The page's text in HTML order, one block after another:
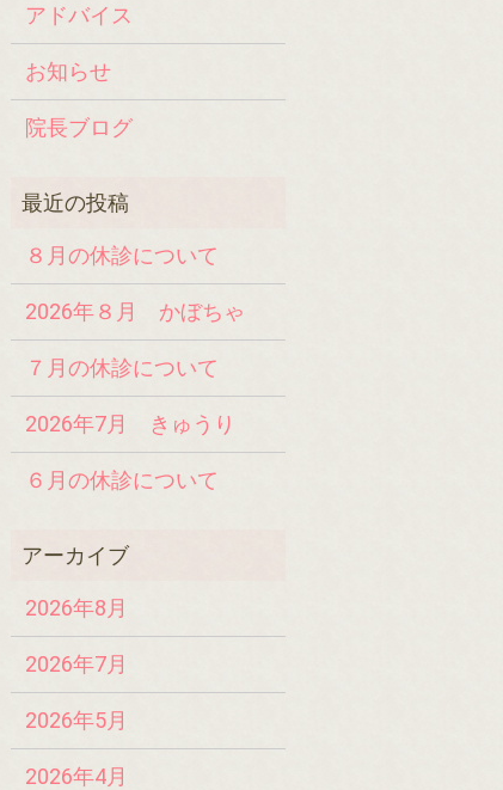
アドバイス
お知らせ
院長ブログ
８月の休診について
2026年８月 かぼちゃ
７月の休診について
2026年7月 きゅうり
６月の休診について
2026年8月
2026年7月
2026年5月
2026年4月